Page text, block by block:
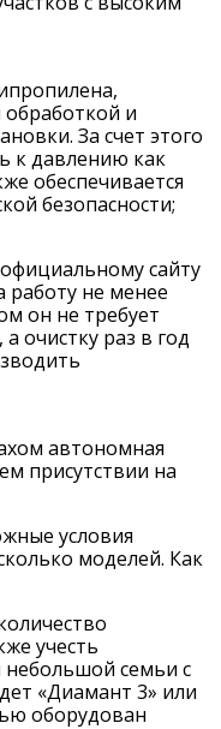
и
За счет этого
к давлению как
обеспечивается
безопасности;
сайту
работу не менее
он не требует
очистку раз в год
автономная
присутствии на
условия
моделей. Как
учесть
семьи с
«Диамант 3» или
оборудован